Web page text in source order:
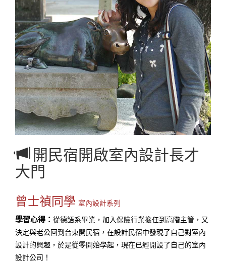
開民宿開啟室內設計長才
大門
曾士禎同學 室內設計系列
學習心得： 從德語系畢業，加入保險行業擔任到高階主管，又
決定與老公回到台東開民宿，在設計民宿中發現了自己對室內
設計的興趣，於是從零開始學起，現在已經開設了自己的室內
設計公司！